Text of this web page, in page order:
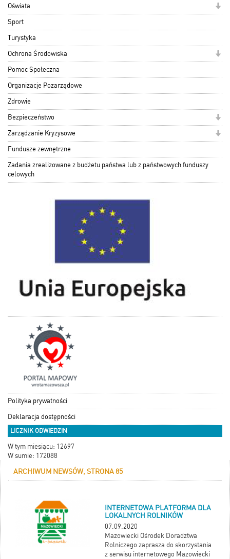
Oświata
Sport
Turystyka
Ochrona Środowiska
Pomoc Społeczna
Organizacje Pozarządowe
Zdrowie
Bezpieczeństwo
Zarządzanie Kryzysowe
Fundusze zewnętrzne
Zadania zrealizowane z budżetu państwa lub z państwowych funduszy
celowych
Polityka prywatności
Deklaracja dostępności
LICZNIK ODWIEDZIN
W tym miesiącu: 12697
W sumie: 172088
ARCHIWUM NEWSÓW, STRONA 85
INTERNETOWA PLATFORMA DLA
LOKALNYCH ROLNIKÓW
07.09.2020
Mazowiecki Ośrodek Doradztwa
Rolniczego zaprasza do skorzystania
z serwisu internetowego Mazowiecki